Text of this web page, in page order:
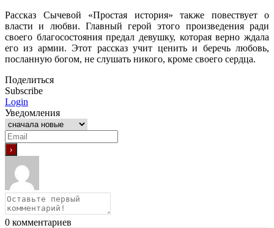
Рассказ Сычевой «Простая история» также повествует о
власти и любви. Главный герой этого произведения ради
своего благосостояния предал девушку, которая верно ждала
его из армии. Этот рассказ учит ценить и беречь любовь,
посланную богом, не слушать никого, кроме своего сердца.
Поделиться
Subscribe
Login
Уведомления
0 комментариев